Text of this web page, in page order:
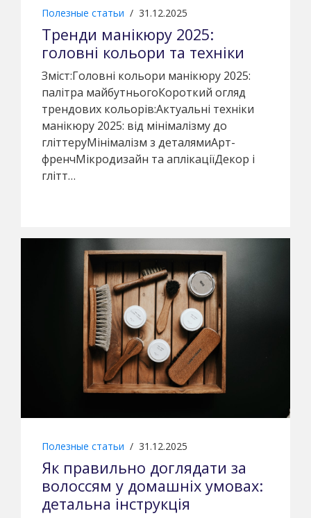
Полезные статьи / 31.12.2025
Тренди манікюру 2025:
головні кольори та техніки
Зміст:Головні кольори манікюру 2025:
палітра майбутньогоКороткий огляд
трендових кольорів:Актуальні техніки
манікюру 2025: від мінімалізму до
гліттеруМінімалізм з деталямиАрт-
френчМікродизайн та аплікаціїДекор і
глітт…
Полезные статьи / 31.12.2025
Як правильно доглядати за
волоссям у домашніх умовах:
детальна інструкція